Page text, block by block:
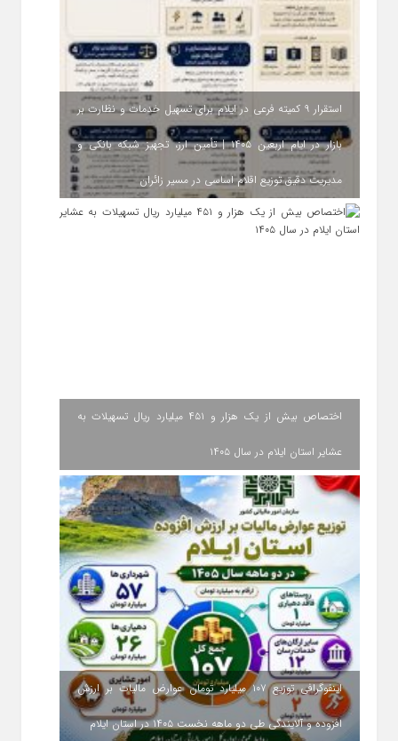
استقرار ۹ کمیته فرعی در ایلام برای تسهیل خدمات و نظارت بر
بازار در ایام اربعین ۱۴۰۵ | تأمین ارز، تجهیز شبکه بانکی و
مدیریت دقیق توزیع اقلام اساسی در مسیر زائران
اختصاص بیش از یک هزار و ۴۵۱ میلیارد ریال تسهیلات به
عشایر استان ایلام در سال ۱۴۰۵
اینفوگرافی توزیع ۱۰۷ میلیارد تومان عوارض مالیات بر ارزش
افزوده و آلایندگی طی دو ماهه نخست ۱۴۰۵ در استان ایلام